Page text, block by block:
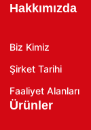
Hakkımızda
Biz Kimiz
Şirket Tarihi
Faaliyet Alanları
Ürünler